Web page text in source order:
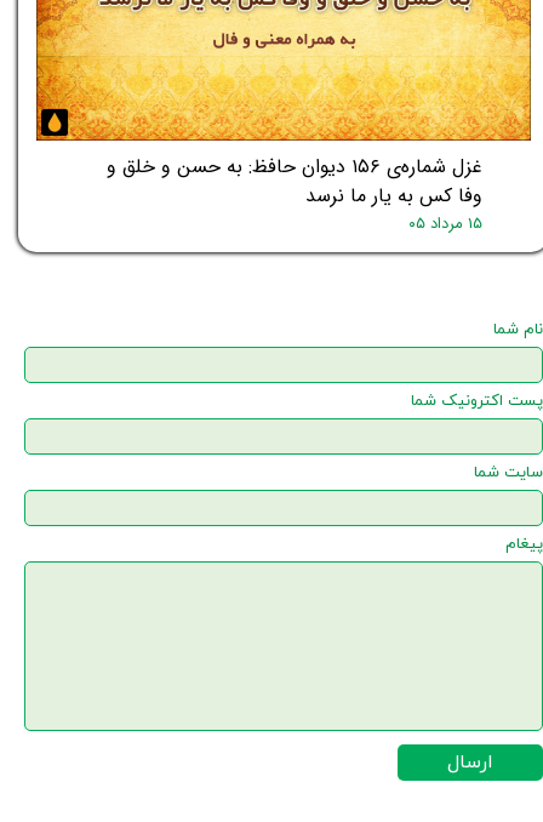
غزل شماره‌ی ۱۵۶ دیوان حافظ: به حسن و خلق و
وفا کس به یار ما نرسد
۱۵ مرداد ۰۵
نام شما
پست اکترونیک شما
سایت شما
پیغام
ارسال